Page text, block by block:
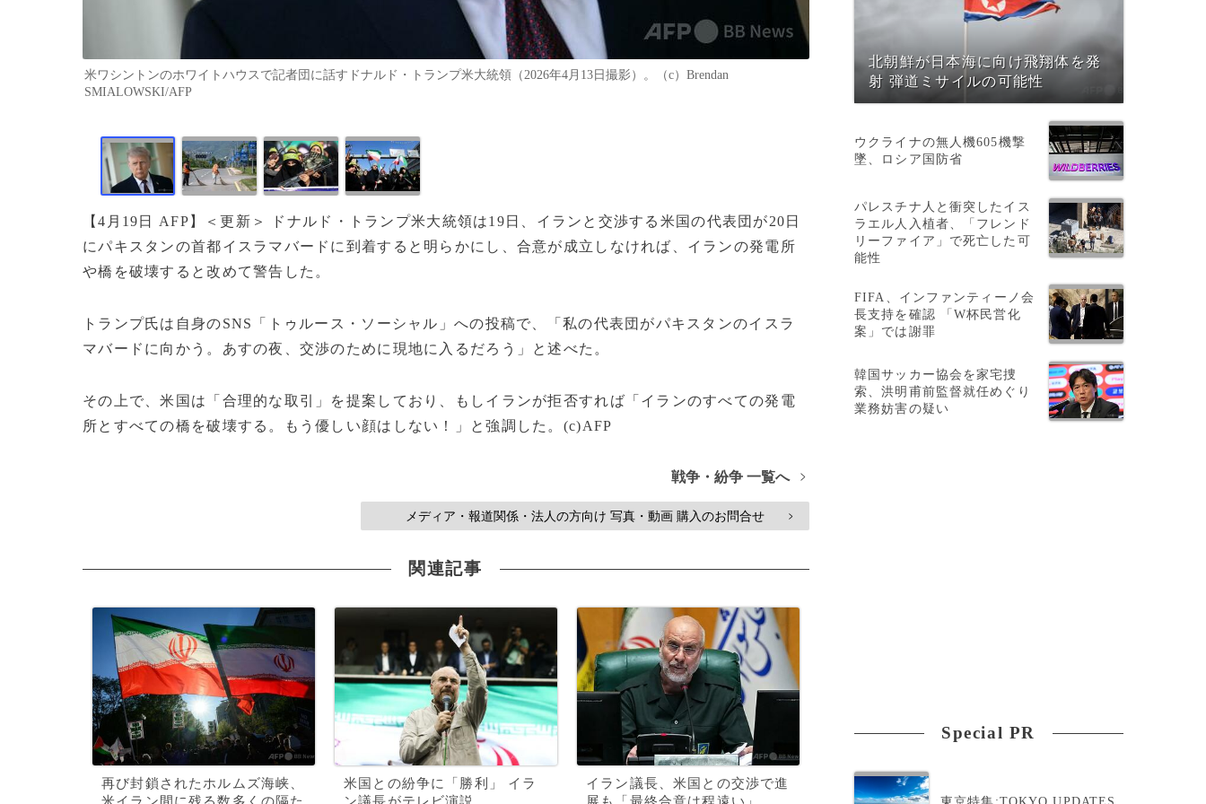
米ワシントンのホワイトハウスで記者団に話すドナルド・トランプ米大統領（2026年4月13日撮影）。（c）Brendan
SMIALOWSKI/AFP
【4月19日 AFP】＜更新＞ ドナルド・トランプ米大統領は19日、イランと交渉する米国の代表団が20日
にパキスタンの首都イスラマバードに到着すると明らかにし、合意が成立しなければ、イランの発電所
や橋を破壊すると改めて警告した。
トランプ氏は自身のSNS「トゥルース・ソーシャル」への投稿で、「私の代表団がパキスタンのイスラ
マバードに向かう。あすの夜、交渉のために現地に入るだろう」と述べた。
その上で、米国は「合理的な取引」を提案しており、もしイランが拒否すれば「イランのすべての発電
所とすべての橋を破壊する。もう優しい顔はしない！」と強調した。(c)AFP
戦争・紛争 一覧へ >
メディア・報道関係・法人の方向け 写真・動画 購入のお問合せ >
関連記事
再び封鎖されたホルムズ海峡、
米国との紛争に「勝利」 イラ
イラン議長、米国との交渉で進
北朝鮮が日本海に向け飛翔体を発
射 弾道ミサイルの可能性
ウクライナの無人機605機撃
墜、ロシア国防省
パレスチナ人と衝突したイス
ラエル人入植者、「フレンド
リーファイア」で死亡した可
能性
FIFA、インファンティーノ会
長支持を確認 「W杯民営化
案」では謝罪
韓国サッカー協会を家宅捜
索、洪明甫前監督就任めぐり
業務妨害の疑い
Special PR
東京特集:TOKYO UPDATES